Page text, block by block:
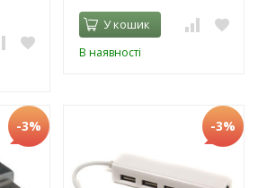
У кошик
В наявності
-3% -3%